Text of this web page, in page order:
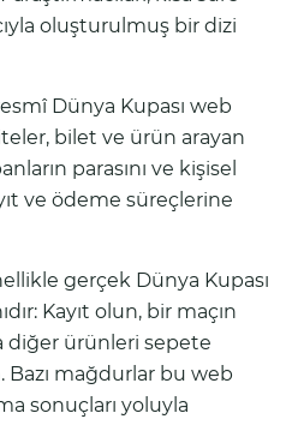
oluşturulmuş bir dizi
Dünya Kupası web
bilet ve ürün arayan
parasını ve kişisel
ve ödeme süreçlerine
gerçek Dünya Kupası
Kayıt olun, bir maçın
diğer ürünleri sepete
Bazı mağdurlar bu web
sonuçları yoluyla